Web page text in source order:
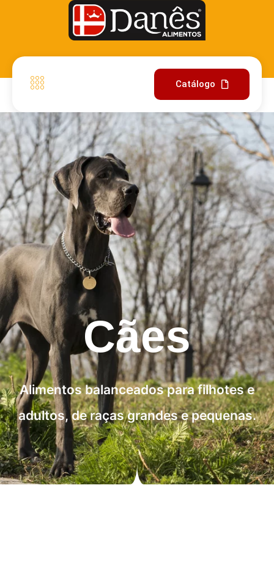
Catálogo
Cães
Alimentos balanceados para filhotes e
adultos, de raças grandes e pequenas.